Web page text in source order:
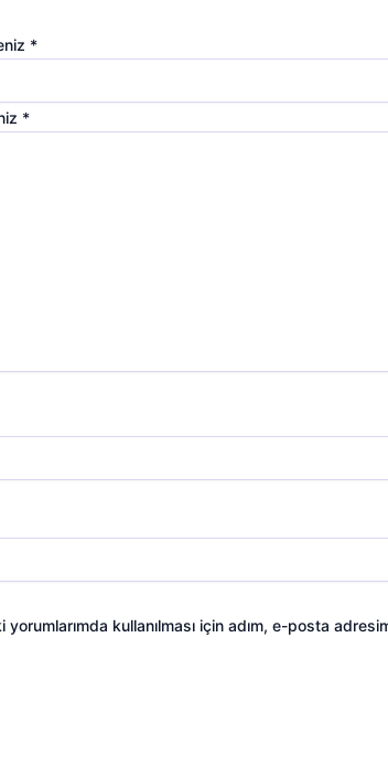
*
*
yorumlarımda kullanılması için adım, e-posta